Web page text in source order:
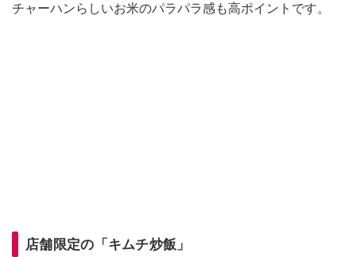
チャーハンらしいお米のパラパラ感も高ポイントです。
店舗限定の「キムチ炒飯」